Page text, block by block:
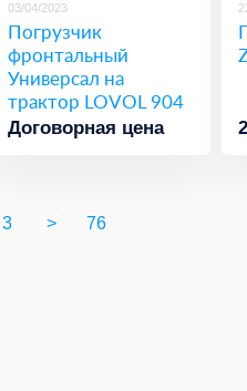
03/04/2023
Погрузчик
фронтальный
Универсал на
трактор LOVOL 904
Договорная цена
3 > 76